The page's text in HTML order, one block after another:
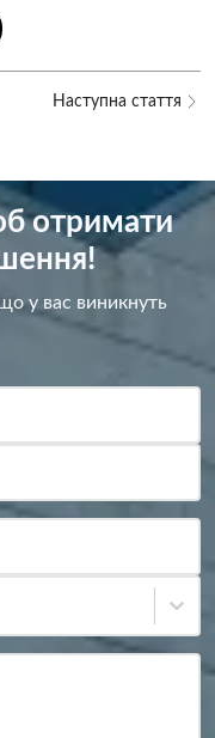
Наступна стаття
отримати
у вас виникнуть